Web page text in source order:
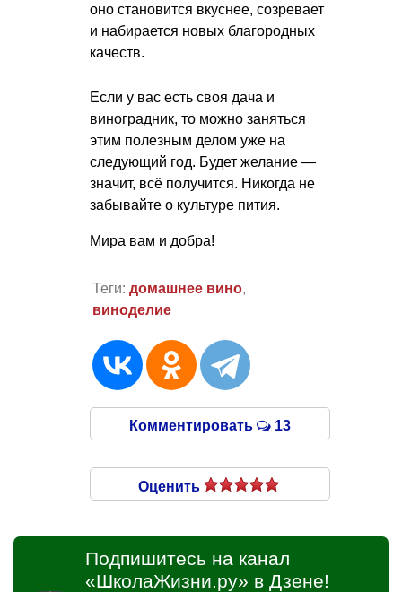
оно становится вкуснее, созревает
и набирается новых благородных
качеств.
Если у вас есть своя дача и
виноградник, то можно заняться
этим полезным делом уже на
следующий год. Будет желание —
значит, всё получится. Никогда не
забывайте о культуре пития.
Мира вам и добра!
Теги: домашнее вино,
виноделие
Комментировать 13
Оценить
Подпишитесь на канал
«ШколаЖизни.ру» в Дзене!